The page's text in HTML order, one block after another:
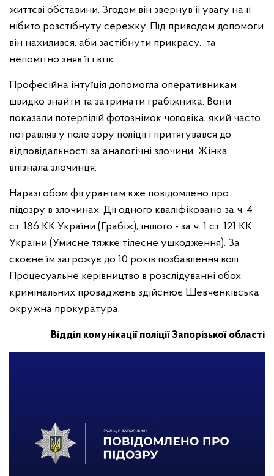
життєві обставини. Згодом він звернув іі увагу на її
нібито розстібнуту сережку. Під приводом допомоги
він нахилився, аби застібнути прикрасу, та
непомітно зняв її і втік.
Професійна інтуїція допомогла оперативникам
швидко знайти та затримати грабіжника. Вони
показали потерпілій фотознімок чоловіка, який часто
потравляв у поле зору поліції і притягувався до
відповідальності за аналогічні злочини. Жінка
впізнала злочинця.
Наразі обом фігурантам вже повідомлено про
підозру в злочинах. Дії одного кваліфіковано за ч. 4
ст. 186 КК України (Грабіж), іншого - за ч. 1 ст. 121 КК
України (Умисне тяжке тілесне ушкодження). За
скоєне їм загрожує до 10 років позбавлення волі.
Процесуальне керівництво в розслідуванні обох
кримінальних проваджень здійснює Шевченківська
окружна прокуратура.
Відділ комунікації поліції Запорізької області